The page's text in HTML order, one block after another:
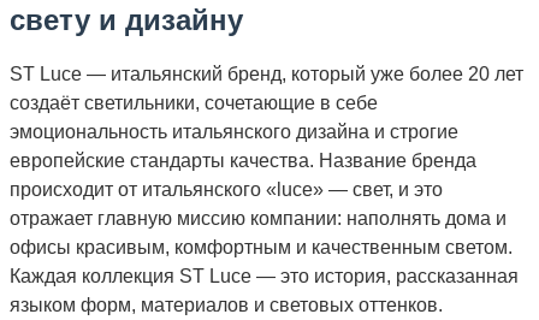
свету и дизайну
ST Luce — итальянский бренд, который уже более 20 лет
создаёт светильники, сочетающие в себе
эмоциональность итальянского дизайна и строгие
европейские стандарты качества. Название бренда
происходит от итальянского «luce» — свет, и это
отражает главную миссию компании: наполнять дома и
офисы красивым, комфортным и качественным светом.
Каждая коллекция ST Luce — это история, рассказанная
языком форм, материалов и световых оттенков.